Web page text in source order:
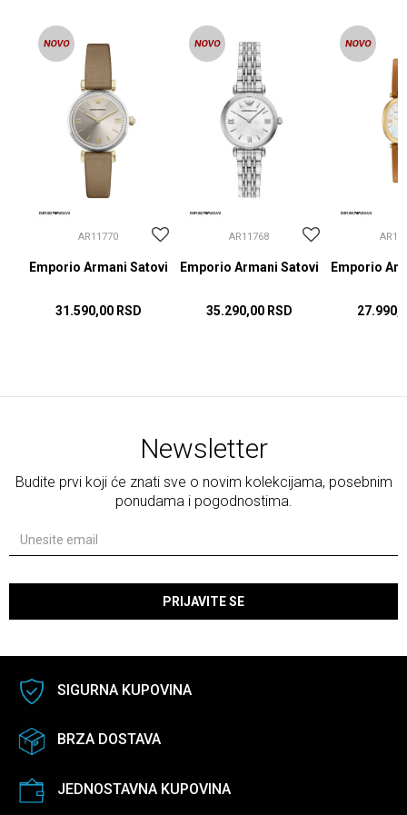
AR11770
Emporio Armani Satovi
31.590,00 RSD
AR11768
Emporio Armani Satovi
35.290,00 RSD
Emporio
Newsletter
Budite prvi koji će znati sve o novim kolekcijama, posebnim
ponudama i pogodnostima.
PRIJAVITE SE
SIGURNA KUPOVINA
BRZA DOSTAVA
JEDNOSTAVNA KUPOVINA